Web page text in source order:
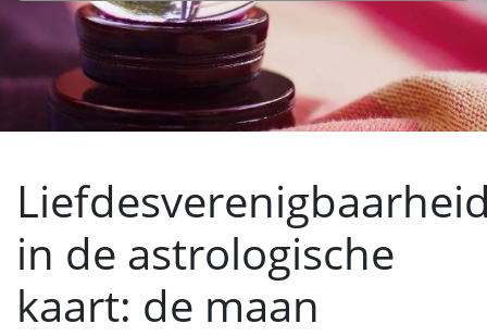
in de astrologische
kaart: de maan